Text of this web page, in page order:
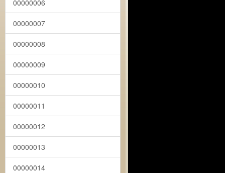
00000006
00000007
00000008
00000009
00000010
00000011
00000012
00000013
00000014